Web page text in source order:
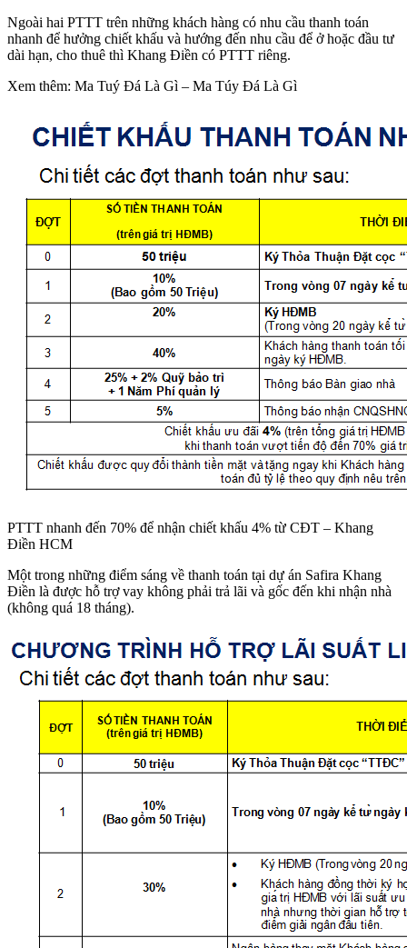
Ngoài hai PTTT trên những khách hàng có nhu cầu thanh toán
nhanh để hưởng chiết khấu và hướng đến nhu cầu để ở hoặc đầu tư
dài hạn, cho thuê thì Khang Điền có PTTT riêng.
Xem thêm: Ma Tuý Đá Là Gì – Ma Túy Đá Là Gì
PTTT nhanh đến 70% để nhận chiết khấu 4% từ CĐT – Khang
Điền HCM
Một trong những điểm sáng về thanh toán tại dự án Safira Khang
Điền là được hỗ trợ vay không phải trả lãi và gốc đến khi nhận nhà
(không quá 18 tháng).